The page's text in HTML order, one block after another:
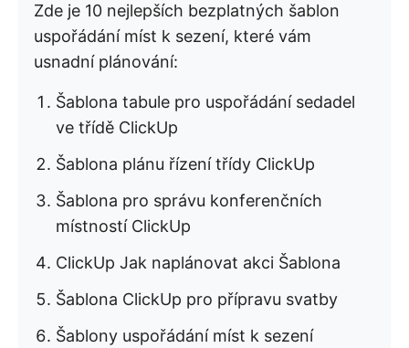
Zde je 10 nejlepších bezplatných šablon
uspořádání míst k sezení, které vám
usnadní plánování:
Šablona tabule pro uspořádání sedadel
ve třídě ClickUp
Šablona plánu řízení třídy ClickUp
Šablona pro správu konferenčních
místností ClickUp
ClickUp Jak naplánovat akci Šablona
Šablona ClickUp pro přípravu svatby
Šablony uspořádání míst k sezení